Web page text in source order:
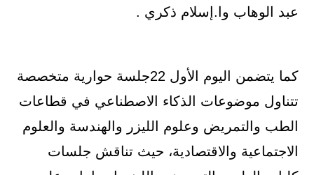
عبد الوهاب وا.إسلام ذكري .
كما يتضمن اليوم الأول 22جلسة حوارية متخصصة
تتناول موضوعات الذكاء الاصطناعي في قطاعات
الطب والتمريض وعلوم الليزر والهندسة والعلوم
الاجتماعية والاقتصادية، حيث تناقش جلسات